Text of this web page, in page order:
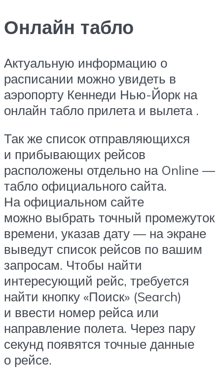
Онлайн табло
Актуальную информацию о
расписании можно увидеть в
аэропорту Кеннеди Нью-Йорк на
онлайн табло прилета и вылета .
Так же список отправляющихся
и прибывающих рейсов
расположены отдельно на Online —
табло официального сайта.
На официальном сайте
можно выбрать точный промежуток
времени, указав дату — на экране
выведут список рейсов по вашим
запросам. Чтобы найти
интересующий рейс, требуется
найти кнопку «Поиск» (Search)
и ввести номер рейса или
направление полета. Через пару
секунд появятся точные данные
о рейсе.